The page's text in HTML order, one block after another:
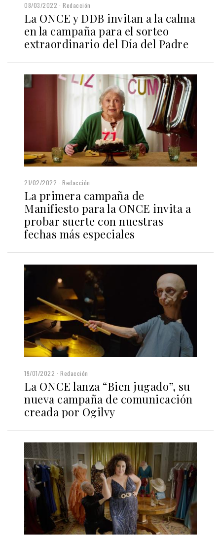
08/03/2022 Redacción
La ONCE y DDB invitan a la calma
en la campaña para el sorteo
extraordinario del Día del Padre
21/02/2022 Redacción
La primera campaña de
Manifiesto para la ONCE invita a
probar suerte con nuestras
fechas más especiales
19/01/2022 Redacción
La ONCE lanza “Bien jugado”, su
nueva campaña de comunicación
creada por Ogilvy